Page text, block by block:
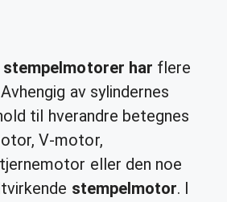
stempelmotorer har flere
av sylindernes
til hverandre betegnes
V-motor,
eller den noe
stempelmotor. I